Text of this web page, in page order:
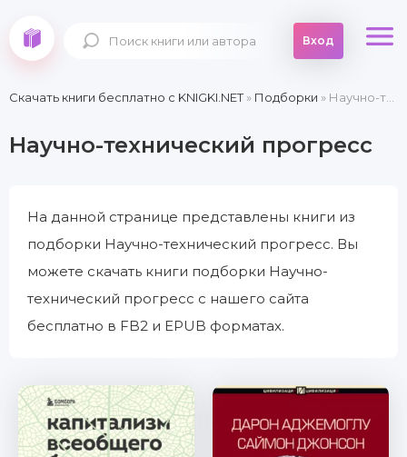
Вход
Скачать книги бесплатно c KNIGKI.NET» Подборки » Научно-технический прогресс
Научно-технический прогресс
На данной странице представлены книги из
подборки Научно-технический прогресс. Вы
можете скачать книги подборки Научно-
технический прогресс с нашего сайта
бесплатно в FB2 и EPUB форматах.